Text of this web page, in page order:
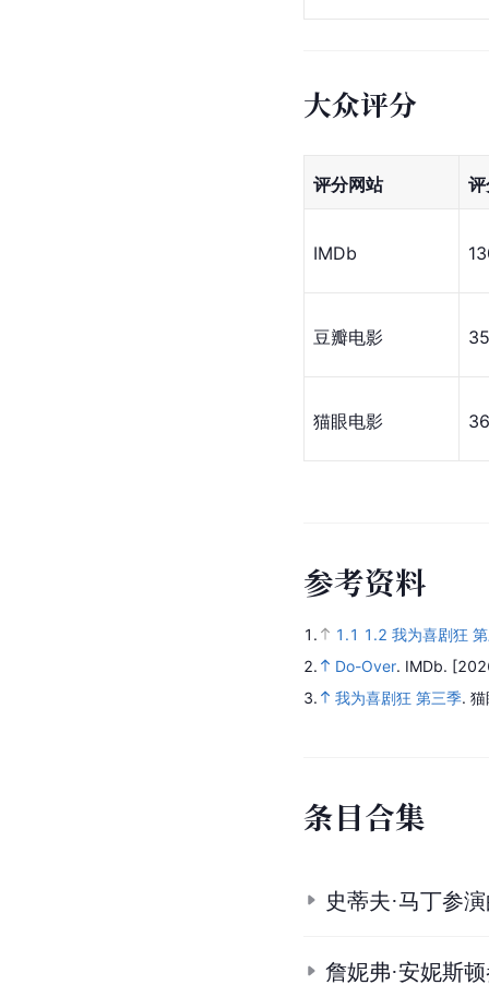
大众评分
评分网站
IMDb
豆瓣电影
猫眼电影 36
参考资料
1. 1.1 1.2 我为喜剧狂
2.
Do-Over. IMDb.
3.
我为喜剧狂 第三季.
条目合集
史蒂夫·马丁参
詹妮弗·安妮斯